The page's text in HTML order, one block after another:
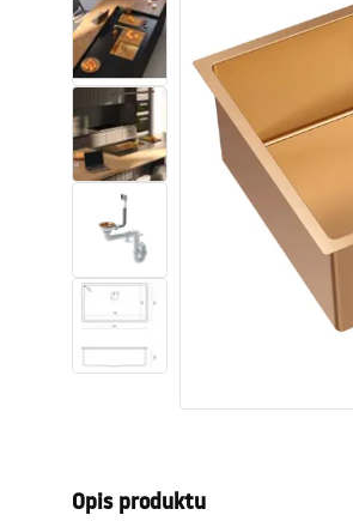
Odpływy liniowe
Toalety, ubikacje
Umywalki
Wanny i parawany
Baterie
Natryski
Akcesoria i meble łazienkowe
Opis produktu